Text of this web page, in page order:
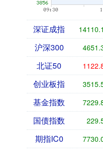
深证成指
沪深300
北证50
创业板指
基金指数
国债指数
期指IC0